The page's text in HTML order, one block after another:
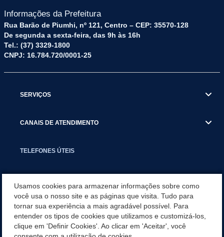
Informações da Prefeitura
Rua Barão de Piumhi, nº 121, Centro – CEP: 35570-128
De segunda a sexta-feira, das 9h às 16h
Tel.: (37) 3329-1800
CNPJ: 16.784.720/0001-25
SERVIÇOS
CANAIS DE ATENDIMENTO
TELEFONES ÚTEIS
NOTÍCIAS
APLICATIVO
Usamos cookies para armazenar informações sobre como
você usa o nosso site e as páginas que visita. Tudo para
tornar sua experiência a mais agradável possível. Para
entender os tipos de cookies que utilizamos e customizá-los,
clique em 'Definir Cookies'. Ao clicar em 'Aceitar', você